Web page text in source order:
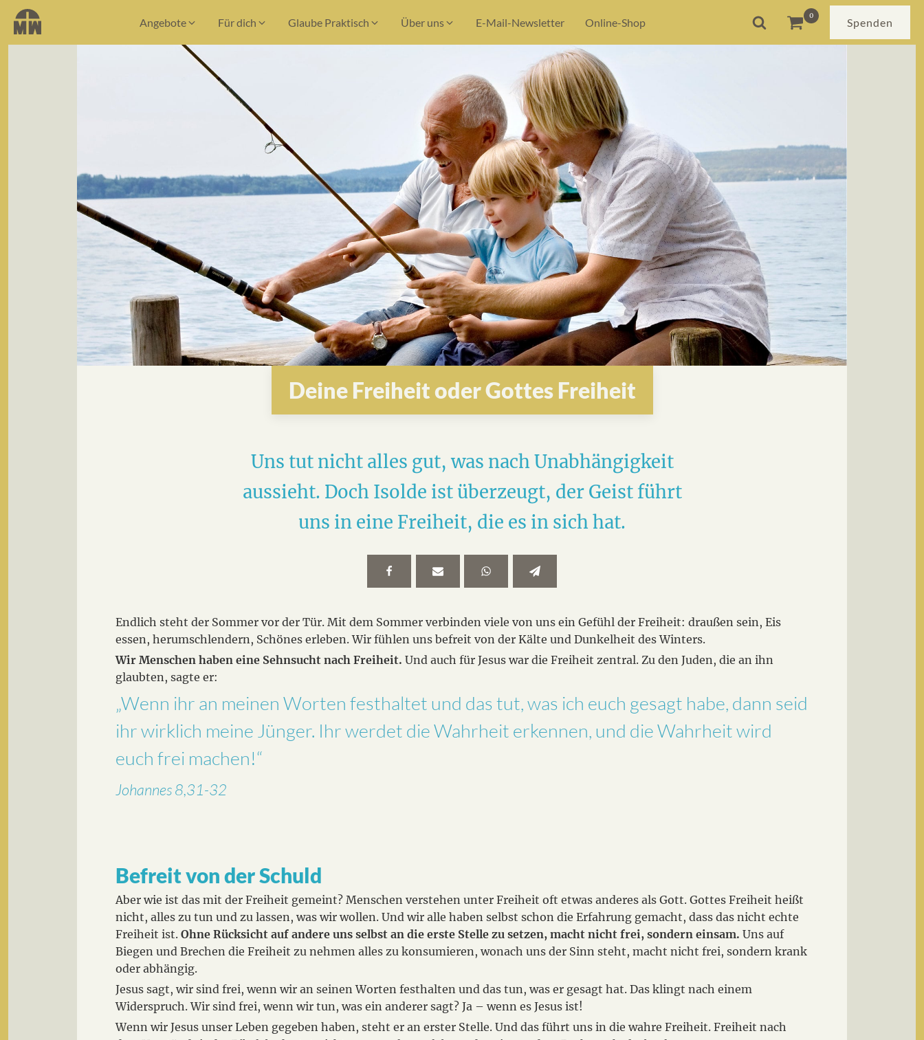
Angebote Für dich Glaube Praktisch Über uns E-Mail-Newsletter Online-Shop Spenden
Deine Freiheit oder Gottes Freiheit
Uns tut nicht alles gut, was nach Unabhängigkeit
aussieht. Doch Isolde ist überzeugt, der Geist führt
uns in eine Freiheit, die es in sich hat.
Endlich steht der Sommer vor der Tür. Mit dem Sommer verbinden viele von uns ein Gefühl der Freiheit: draußen sein, Eis
essen, herumschlendern, Schönes erleben. Wir fühlen uns befreit von der Kälte und Dunkelheit des Winters.
Wir Menschen haben eine Sehnsucht nach Freiheit. Und auch für Jesus war die Freiheit zentral. Zu den Juden, die an ihn
glaubten, sagte er:
„Wenn ihr an meinen Worten festhaltet und das tut, was ich euch gesagt habe, dann seid
ihr wirklich meine Jünger. Ihr werdet die Wahrheit erkennen, und die Wahrheit wird
euch frei machen!“
Johannes 8,31-32
Befreit von der Schuld
Aber wie ist das mit der Freiheit gemeint? Menschen verstehen unter Freiheit oft etwas anderes als Gott. Gottes Freiheit heißt
nicht, alles zu tun und zu lassen, was wir wollen. Und wir alle haben selbst schon die Erfahrung gemacht, dass das nicht echte
Freiheit ist. Ohne Rücksicht auf andere uns selbst an die erste Stelle zu setzen, macht nicht frei, sondern einsam. Uns auf
Biegen und Brechen die Freiheit zu nehmen alles zu konsumieren, wonach uns der Sinn steht, macht nicht frei, sondern krank
oder abhängig.
Jesus sagt, wir sind frei, wenn wir an seinen Worten festhalten und das tun, was er gesagt hat. Das klingt nach einem
Widerspruch. Wir sind frei, wenn wir tun, was ein anderer sagt? Ja – wenn es Jesus ist!
Wenn wir Jesus unser Leben gegeben haben, steht er an erster Stelle. Und das führt uns in die wahre Freiheit. Freiheit nach